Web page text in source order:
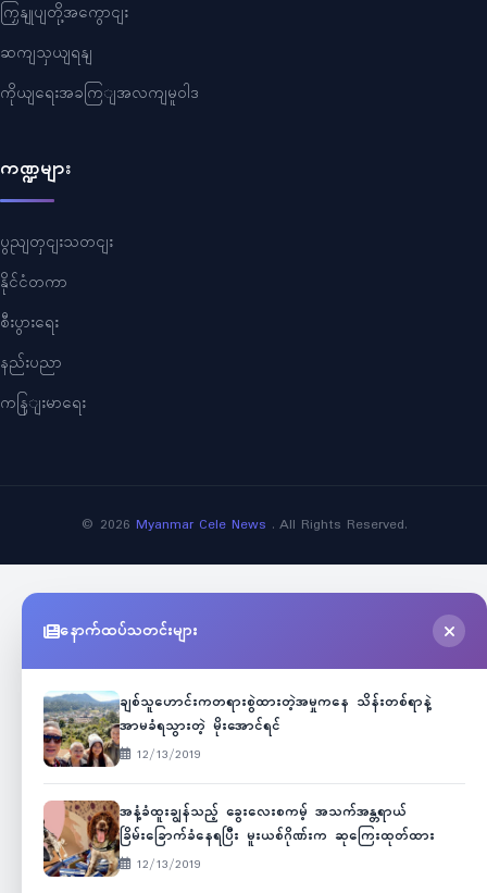
ကြှနျုပျတို့အကွောငျး
ဆကျသှယျရနျ
ကိုယျရေးအခကြျအလကျမူဝါဒ
ကဏ္ဍများ
ပွညျတှငျးသတငျး
နိုင်ငံတကာ
စီးပွားရေး
နည်းပညာ
ကနြျးမာရေး
© 2026 Myanmar Cele News . All Rights Reserved.
နောက်ထပ်သတင်းများ
ချစ်သူဟောင်းကတရားစွဲထားတဲ့အမှုကနေ သိန်းတစ်ရာနဲ့
အာမခံရသွားတဲ့ မိုးအောင်ရင်
12/13/2019
အနံ့ခံထူးချွန်သည့် ခွေးလေးစကမ့် အသက်အန္တရာယ်
ခြိမ်းခြောက်ခံနေရပြီး မူးယစ်ဂိုဏ်းက ဆုကြေးထုတ်ထား
12/13/2019